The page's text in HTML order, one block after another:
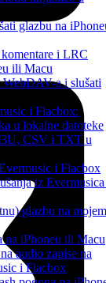
glazbu na
i LRC
ili Macu
a i slušati
i Flacbox:
u lokalne datoteke
CSV i TXT u
i Flacbox
iz
glazbu na mojem
na iPhoneu ili Macu
audio zapise na
i Flacbox